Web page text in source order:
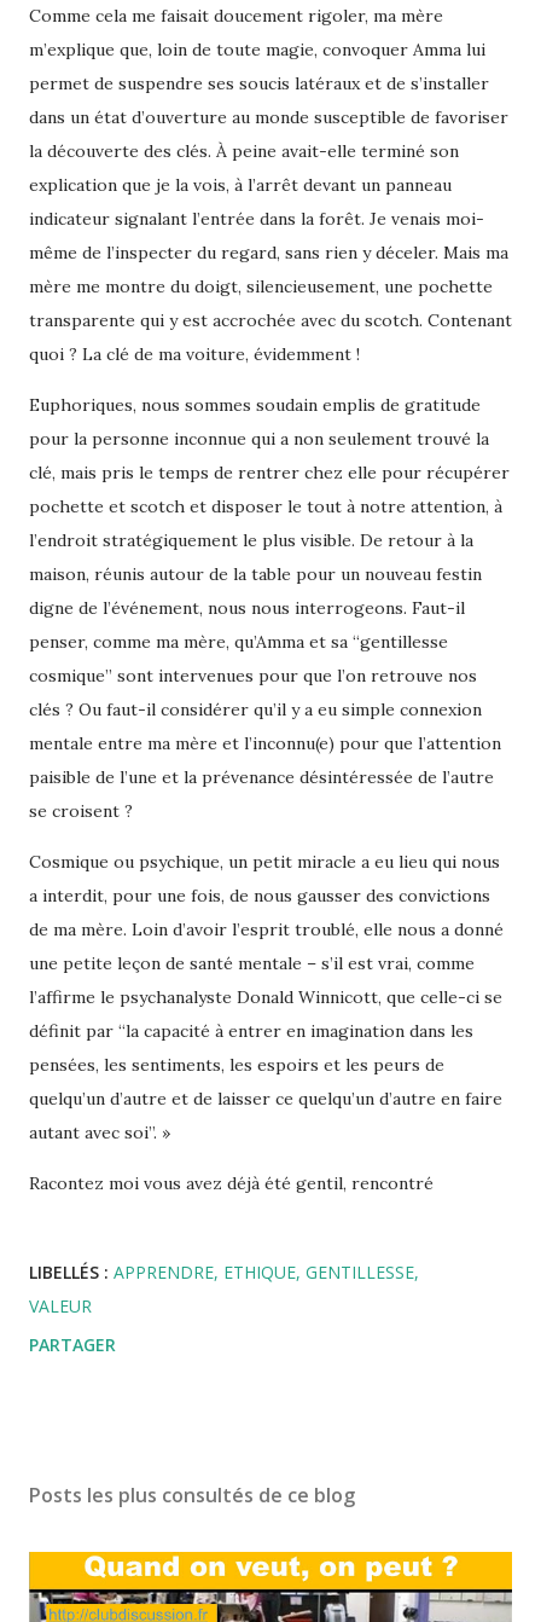
Comme cela me faisait doucement rigoler, ma mère
m’explique que, loin de toute magie, convoquer Amma lui
permet de suspendre ses soucis latéraux et de s’installer
dans un état d’ouverture au monde susceptible de favoriser
la découverte des clés. À peine avait-elle terminé son
explication que je la vois, à l’arrêt devant un panneau
indicateur signalant l’entrée dans la forêt. Je venais moi-
même de l’inspecter du regard, sans rien y déceler. Mais ma
mère me montre du doigt, silencieusement, une pochette
transparente qui y est accrochée avec du scotch. Contenant
quoi ? La clé de ma voiture, évidemment !
Euphoriques, nous sommes soudain emplis de gratitude
pour la personne inconnue qui a non seulement trouvé la
clé, mais pris le temps de rentrer chez elle pour récupérer
pochette et scotch et disposer le tout à notre attention, à
l’endroit stratégiquement le plus visible. De retour à la
maison, réunis autour de la table pour un nouveau festin
digne de l’événement, nous nous interrogeons. Faut-il
penser, comme ma mère, qu’Amma et sa “gentillesse
cosmique” sont intervenues pour que l’on retrouve nos
clés ? Ou faut-il considérer qu’il y a eu simple connexion
mentale entre ma mère et l’inconnu(e) pour que l’attention
paisible de l’une et la prévenance désintéressée de l’autre
se croisent ?
Cosmique ou psychique, un petit miracle a eu lieu qui nous
a interdit, pour une fois, de nous gausser des convictions
de ma mère. Loin d’avoir l’esprit troublé, elle nous a donné
une petite leçon de santé mentale – s’il est vrai, comme
l’affirme le psychanalyste Donald Winnicott, que celle-ci se
définit par “la capacité à entrer en imagination dans les
pensées, les sentiments, les espoirs et les peurs de
quelqu’un d’autre et de laisser ce quelqu’un d’autre en faire
autant avec soi”. »
Racontez moi vous avez déjà été gentil, rencontré
LIBELLÉS : APPRENDRE ETHIQUE GENTILLESSE
VALEUR
PARTAGER
Posts les plus consultés de ce blog